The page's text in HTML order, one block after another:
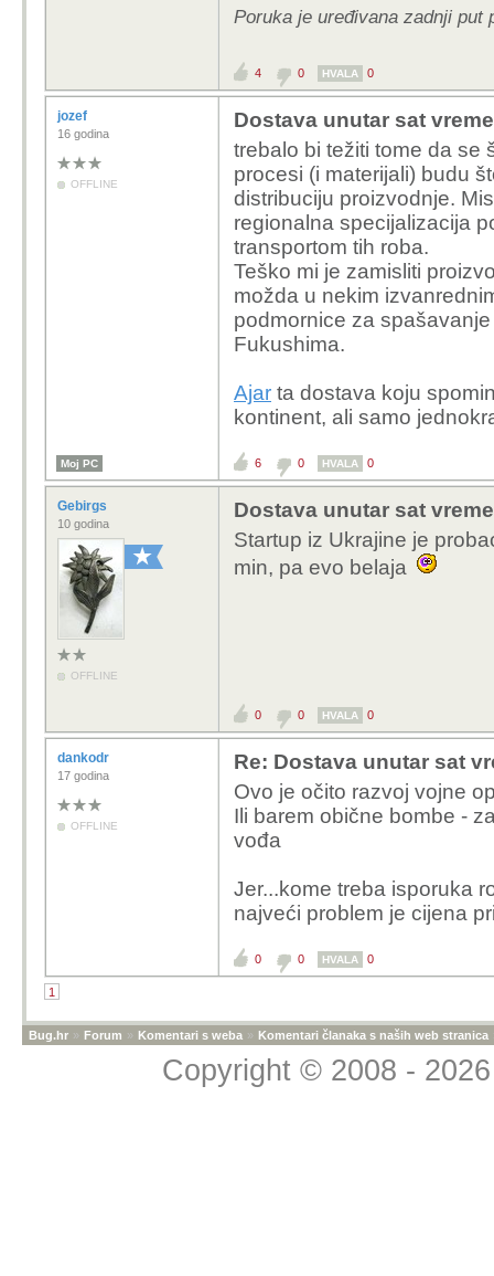
Poruka je uređivana zadnji put
4 0 HVALA 0
jozef
16 godina
OFFLINE
Dostava unutar sat
trebalo bi težiti tome da se
procesi (i materijali) budu
distribuciju proizvodnje.
regionalna specijalizacija
transportom tih roba.
Teško mi je zamisliti
možda u nekim
podmornice za
Fukushima.
Ajar ta dostava koju
kontinent, ali samo
Moj PC 6 0 HVALA 0
Gebirgs
10 godina
OFFLINE
Dostava unutar sat
Startup iz Ukrajine je
min, pa evo belaja
0 0 HVALA 0
dankodr
17 godina
OFFLINE
Re: Dostava unutar sat
Ovo je očito razvoj vojne
Ili barem obične bombe -
vođa
Jer...kome treba isporuka
najveći problem je cijena
0 0 HVALA 0
1
Bug.hr » Forum » Komentari s weba » Komentari članaka s naših web stranica
Copyright © 2008 -